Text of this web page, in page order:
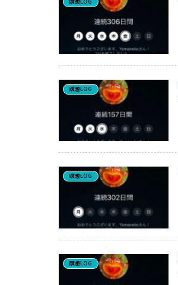
瞑想LOG
瞑想LOG
瞑想LOG
瞑想LOG